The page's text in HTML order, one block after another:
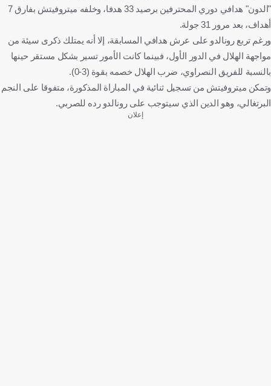
"الدون" هدافي دوري المحترفين برصيد 33 هدفا، وخلفه ميتروفيتش بفارق 7
أهداف، بعد مرور 31 جولة.
ورغم تربع رونالدو على عرش هدافي المسابقة، إلا أنه يمتلك ذكرى سيئة من
مواجهة الهلال في الدور الأول، فبينما كانت الأمور تسير بشكل مستقر حينها
بالنسبة للفريق النصراوي، ضرب الهلال خصمه بقوة (3-0).
وتمكن ميتروفيتش من تسجيل ثنائية في المباراة المذكورة، متفوقا على النجم
البرتغالي، وهو الدين الذي سيتوجب على رونالدو رده للصربي.
إعلان